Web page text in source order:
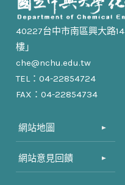
40227台中市南區興大路
樓」
che@nchu.edu.tw
TEL：04-22854724
FAX：04-22854734
網站地圖
網站意見回饋